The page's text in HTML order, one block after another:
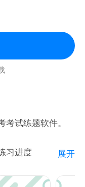
生成学习报告，
习计划，告别拖
轻松，一次通关不
试练题软件。
习进度
展开